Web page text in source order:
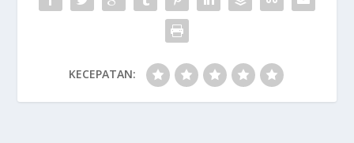
KECEPATAN: